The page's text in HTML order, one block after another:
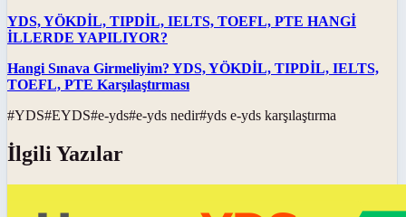
YDS, YÖKDİL, TIPDİL, IELTS, TOEFL, PTE HANGİ
İLLERDE YAPILIYOR?
Hangi Sınava Girmeliyim? YDS, YÖKDİL, TIPDİL, IELTS,
TOEFL, PTE Karşılaştırması
#YDS#EYDS#e-yds#e-yds nedir#yds e-yds karşılaştırma
İlgili Yazılar